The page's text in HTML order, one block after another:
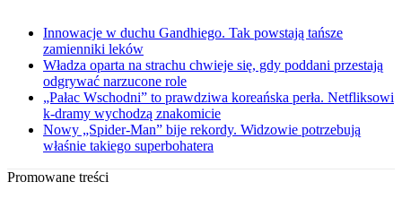
Innowacje w duchu Gandhiego. Tak powstają tańsze
zamienniki leków
Władza oparta na strachu chwieje się, gdy poddani przestają
odgrywać narzucone role
„Pałac Wschodni” to prawdziwa koreańska perła. Netfliksowi
k-dramy wychodzą znakomicie
Nowy „Spider-Man” bije rekordy. Widzowie potrzebują
właśnie takiego superbohatera
Promowane treści